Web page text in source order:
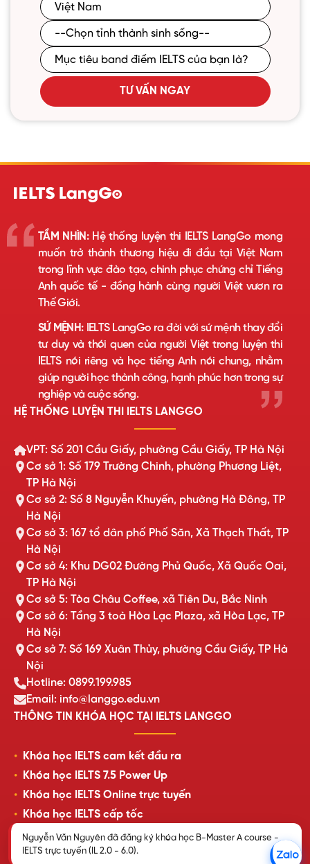
TƯ VẤN NGAY
Nguyễn Văn Nguyên đã đăng ký khóa học B-Master A course -
IELTS trực tuyến (IL 2.0 - 6.0).
TẦM NHÌN:Hệ thống luyện thi IELTS LangGo mong
muốn trở thành thương hiệu đi đầu tại Việt Nam
trong lĩnh vực đào tạo, chinh phục chứng chỉ Tiếng
Anh quốc tế - đồng hành cùng người Việt vươn ra
Thế Giới.
SỨ MỆNH:IELTS LangGo ra đời với sứ mệnh thay đổi
tư duy và thói quen của người Việt trong luyện thi
IELTS nói riêng và học tiếng Anh nói chung, nhằm
giúp người học thành công, hạnh phúc hơn trong sự
nghiệp và cuộc sống.
HỆ THỐNG LUYỆN THI IELTS LANGGO
VPT: Số 201 Cầu Giấy, phường Cầu Giấy, TP Hà Nội
Cơ sở 1: Số 179 Trường Chinh, phường Phương Liệt,
TP Hà Nội
Cơ sở 2: Số 8 Nguyễn Khuyến, phường Hà Đông, TP
Hà Nội
Cơ sở 3: 167 tổ dân phố Phố Săn, Xã Thạch Thất, TP
Hà Nội
Cơ sở 4: Khu DG02 Đường Phủ Quốc, Xã Quốc Oai,
TP Hà Nội
Cơ sở 5: Tòa Châu Coffee, xã Tiên Du, Bắc Ninh
Cơ sở 6: Tầng 3 toà Hòa Lạc Plaza, xã Hòa Lạc, TP
Hà Nội
Cơ sở 7: Số 169 Xuân Thủy, phường Cầu Giấy, TP Hà
Nội
Hotline: 0899.199.985
Email: info@langgo.edu.vn
THÔNG TIN KHÓA HỌC TẠI IELTS LANGGO
Khóa học IELTS cam kết đầu ra
Khóa học IELTS 7.5 Power Up
Khóa học IELTS Online trực tuyến
Khóa học IELTS cấp tốc
Lịch khai giảng lớp học mới nhất
Review của học viên LangGo